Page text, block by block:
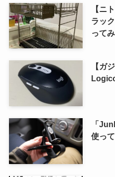
【ニ
ラッ
って
【ガ
「
使っ